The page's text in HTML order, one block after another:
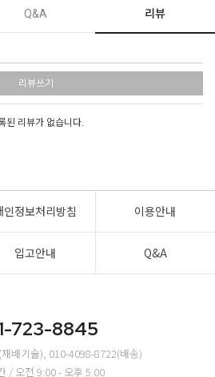
Q&A 리뷰
리뷰쓰기
된 리뷰가 없습니다.
인정보처리방침 이용안내
입고안내 Q&A
723-8845
배기술), 010-4098-8722(배송)
/ 오전 9:00 - 오후 5:00